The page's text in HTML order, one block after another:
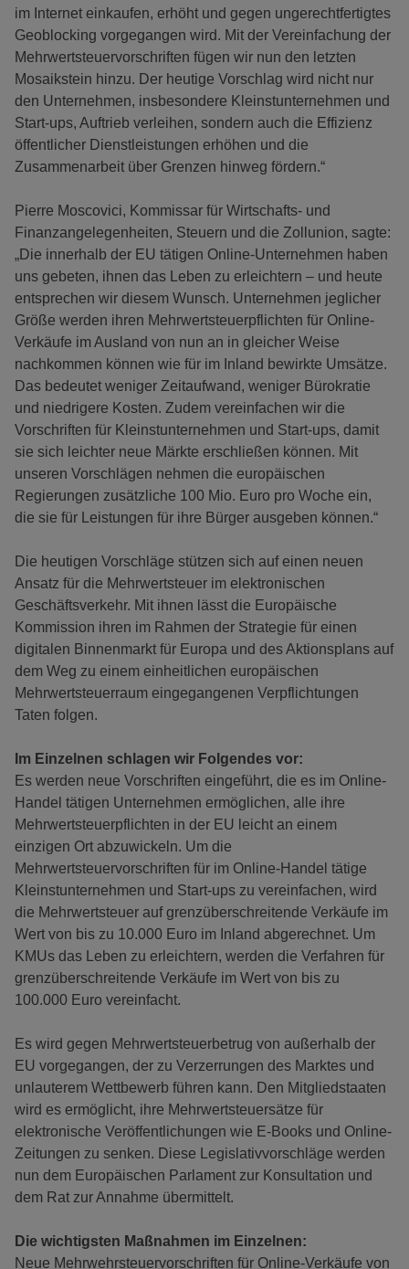
im Internet einkaufen, erhöht und gegen ungerechtfertigtes
Geoblocking vorgegangen wird. Mit der Vereinfachung der
Mehrwertsteuervorschriften fügen wir nun den letzten
Mosaikstein hinzu. Der heutige Vorschlag wird nicht nur
den Unternehmen, insbesondere Kleinstunternehmen und
Start-ups, Auftrieb verleihen, sondern auch die Effizienz
öffentlicher Dienstleistungen erhöhen und die
Zusammenarbeit über Grenzen hinweg fördern.“
Pierre Moscovici, Kommissar für Wirtschafts- und
Finanzangelegenheiten, Steuern und die Zollunion, sagte:
„Die innerhalb der EU tätigen Online-Unternehmen haben
uns gebeten, ihnen das Leben zu erleichtern – und heute
entsprechen wir diesem Wunsch. Unternehmen jeglicher
Größe werden ihren Mehrwertsteuerpflichten für Online-
Verkäufe im Ausland von nun an in gleicher Weise
nachkommen können wie für im Inland bewirkte Umsätze.
Das bedeutet weniger Zeitaufwand, weniger Bürokratie
und niedrigere Kosten. Zudem vereinfachen wir die
Vorschriften für Kleinstunternehmen und Start-ups, damit
sie sich leichter neue Märkte erschließen können. Mit
unseren Vorschlägen nehmen die europäischen
Regierungen zusätzliche 100 Mio. Euro pro Woche ein,
die sie für Leistungen für ihre Bürger ausgeben können.“
Die heutigen Vorschläge stützen sich auf einen neuen
Ansatz für die Mehrwertsteuer im elektronischen
Geschäftsverkehr. Mit ihnen lässt die Europäische
Kommission ihren im Rahmen der Strategie für einen
digitalen Binnenmarkt für Europa und des Aktionsplans auf
dem Weg zu einem einheitlichen europäischen
Mehrwertsteuerraum eingegangenen Verpflichtungen
Taten folgen.
Im Einzelnen schlagen wir Folgendes vor:
Es werden neue Vorschriften eingeführt, die es im Online-
Handel tätigen Unternehmen ermöglichen, alle ihre
Mehrwertsteuerpflichten in der EU leicht an einem
einzigen Ort abzuwickeln. Um die
Mehrwertsteuervorschriften für im Online-Handel tätige
Kleinstunternehmen und Start-ups zu vereinfachen, wird
die Mehrwertsteuer auf grenzüberschreitende Verkäufe im
Wert von bis zu 10.000 Euro im Inland abgerechnet. Um
KMUs das Leben zu erleichtern, werden die Verfahren für
grenzüberschreitende Verkäufe im Wert von bis zu
100.000 Euro vereinfacht.
Es wird gegen Mehrwertsteuerbetrug von außerhalb der
EU vorgegangen, der zu Verzerrungen des Marktes und
unlauterem Wettbewerb führen kann. Den Mitgliedstaaten
wird es ermöglicht, ihre Mehrwertsteuersätze für
elektronische Veröffentlichungen wie E-Books und Online-
Zeitungen zu senken. Diese Legislativvorschläge werden
nun dem Europäischen Parlament zur Konsultation und
dem Rat zur Annahme übermittelt.
Die wichtigsten Maßnahmen im Einzelnen:
Neue Mehrwehrsteuervorschriften für Online-Verkäufe von